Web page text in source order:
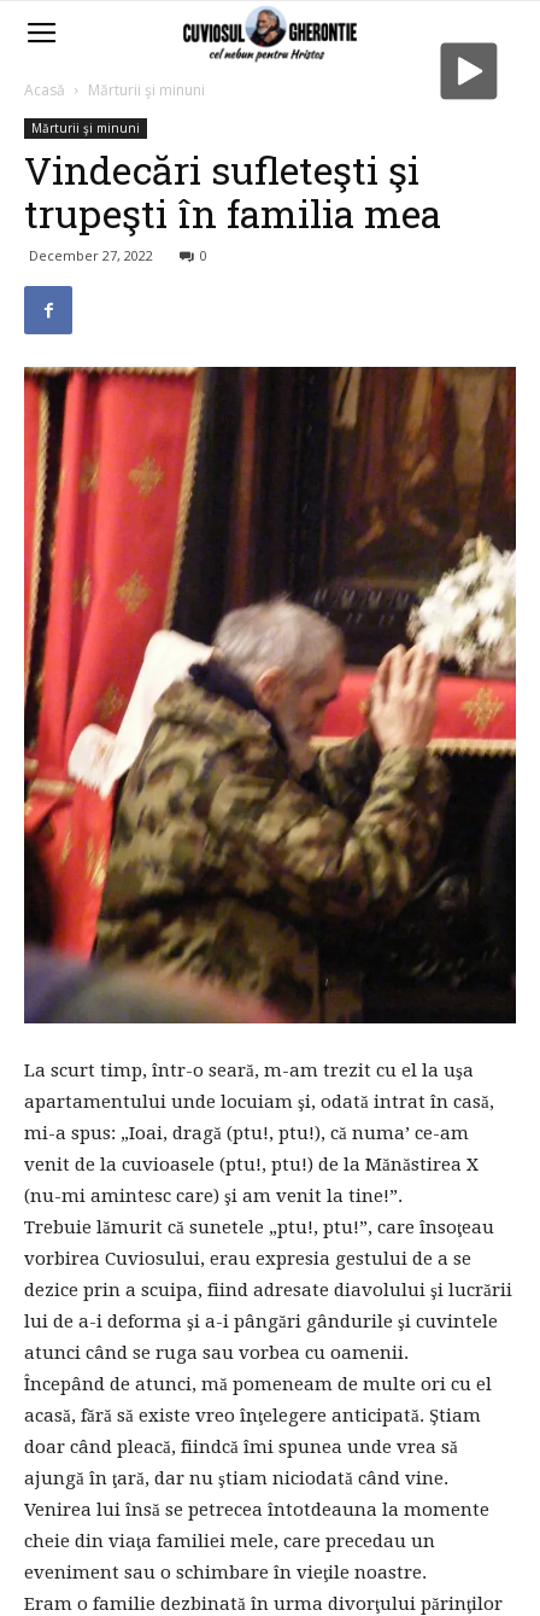
Acasă Mărturii şi minuni
Mărturii şi minuni
Vindecări sufleteşti şi
trupeşti în familia mea
December 27, 2022 0
La scurt timp, într-o seară, m-am trezit cu el la uşa
apartamentului unde locuiam şi, odată intrat în casă,
mi-a spus: „Ioai, dragă (ptu!, ptu!), că numa’ ce-am
venit de la cuvioasele (ptu!, ptu!) de la Mănăstirea X
(nu-mi amintesc care) şi am venit la tine!”.
Trebuie lămurit că sunetele „ptu!, ptu!”, care însoţeau
vorbirea Cuviosului, erau expresia gestului de a se
dezice prin a scuipa, fiind adresate diavolului şi lucrării
lui de a-i deforma şi a-i pângări gândurile şi cuvintele
atunci când se ruga sau vorbea cu oamenii.
Începând de atunci, mă pomeneam de multe ori cu el
acasă, fără să existe vreo înţelegere anticipată. Ştiam
doar când pleacă, fiindcă îmi spunea unde vrea să
ajungă în ţară, dar nu ştiam niciodată când vine.
Venirea lui însă se petrecea întotdeauna la momente
cheie din viaţa familiei mele, care precedau un
eveniment sau o schimbare în vieţile noastre.
Eram o familie dezbinată în urma divorţului părinţilor